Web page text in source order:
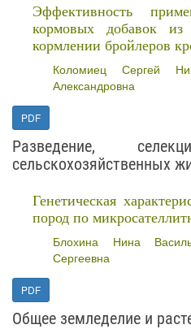
Эффективность
кормовых добавок
кормлении бройлеров
Коломиец Сергей
Александровна
PDF
Разведение,
сельскохозяйственных
Генетическая
пород по
Блохина Нина
Сергеевна
PDF
Общее земледелие и